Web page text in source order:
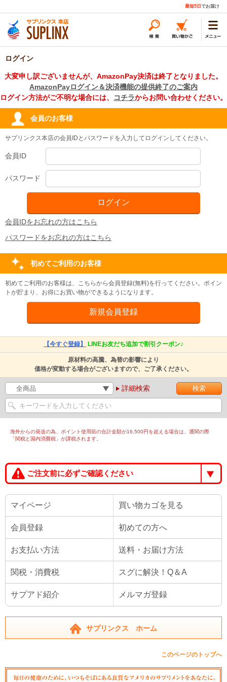
最短5日 でお届け
ログイン
大変申し訳ございませんが、AmazonPay決済は終了となりました。
AmazonPayログイン＆決済機能の提供終了のご案内
ログイン方法がご不明な場合には、
コチラからお問い合わせください。
会員のお客様
サプリンクス本店の会員IDとパスワードを入力してログインしてください。
会員ID
パスワード
会員IDをお忘れの方はこちら
パスワードをお忘れの方はこちら
初めてご利用のお客様
初めてご利用のお客様は、こちらから会員登録(無料)を行ってください。ポイン
トが貯まり、お得にお買い物ができるようになります。
【今すぐ登録】 LINEお友だち追加で割引クーポン♪
原材料の高騰、為替の影響により
価格が変動する場合がございますので、ご了承ください。
詳細検索
海外からの発送の為、ポイント使用前の合計金額が16,500円を超える場合は、通関の際
「関税と国内消費税」が課税されます。
ご注文前に必ずご確認ください
マイページ 買い物カゴを見る
会員登録 初めての方へ
お支払い方法 送料・お届け方法
関税・消費税 スグに解決！Q＆A
サプアド紹介 メルマガ登録
サプリンクス ホーム
このページのトップへ